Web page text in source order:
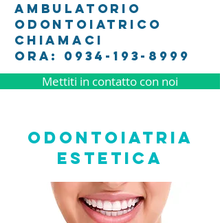
ambulatorio
odontoiatrico
Chiamaci
Ora: 0934-193-8999
Mettiti in contatto con noi
ODONTOIATRIA
ESTETICA